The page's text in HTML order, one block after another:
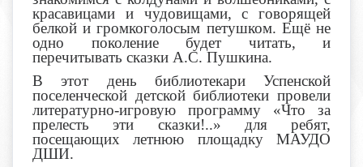
красавицами и чудовищами, с говорящей
белкой и громкоголосым петушком. Ещё не
одно поколение будет читать, и
перечитывать сказки А.С. Пушкина.
В этот день библиотекари Успенской
поселенческой детской библиотеки провели
литературно-игровую программу «Что за
прелесть эти сказки!..» для ребят,
посещающих летнюю площадку МАУДО
ДШИ.